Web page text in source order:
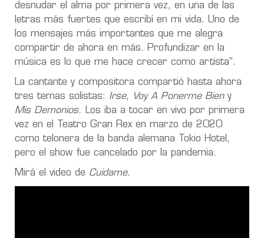
desnudar el alma por primera vez, en una de las
letras más fuertes que escribí en mi vida. Uno de
los mensajes más importantes que me alegra
compartir de ahora en más. Profundizar en la
música es lo que me hace crecer como artista”.
La cantante y compositora compartió hasta ahora
tres temas solistas: Irse, Voy A Ponerme Bieny
Mis Demonios.
Los iba a tocar en vivo por primera
vez en el Teatro Gran Rex en marzo de 2020
como telonera de la banda alemana Tokio Hotel,
pero el show fue cancelado por la pandemia.
Mirá el video de Cuidame.